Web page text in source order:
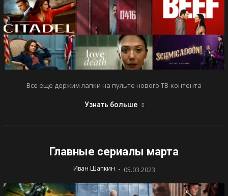
Все еще держим лапки на пульте нового ТВ-контента
Узнать больше
Главные сериалы марта
Иван Шапкин - 05.03.2023